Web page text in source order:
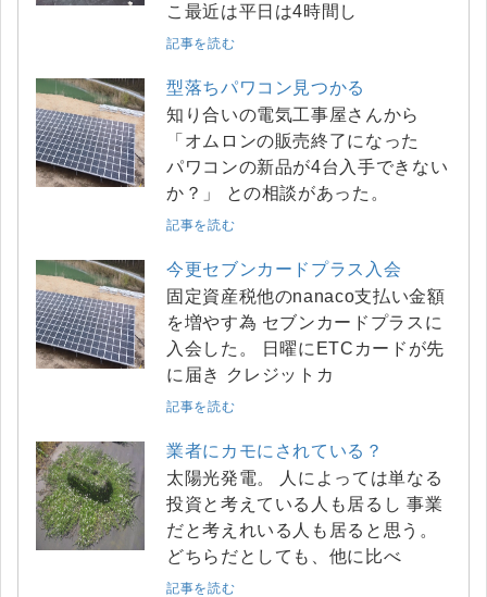
こ最近は平日は4時間し
記事を読む
型落ちパワコン見つかる
知り合いの電気工事屋さんから
「オムロンの販売終了になった
パワコンの新品が4台入手できない
か？」 との相談があった。
記事を読む
今更セブンカードプラス入会
固定資産税他のnanaco支払い金額
を増やす為 セブンカードプラスに
入会した。 日曜にETCカードが先
に届き クレジットカ
記事を読む
業者にカモにされている？
太陽光発電。 人によっては単なる
投資と考えている人も居るし 事業
だと考えれいる人も居ると思う。
どちらだとしても、他に比べ
記事を読む